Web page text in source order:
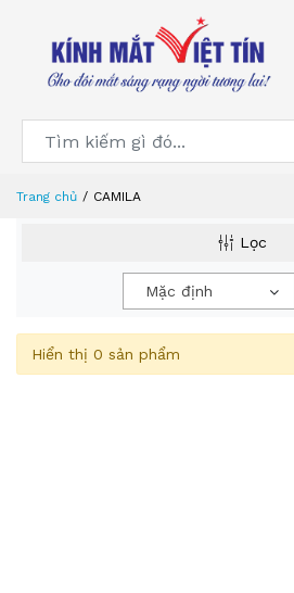
Trang chủ CAMILA
Lọc
Mặc định
Hiển thị 0 sản phẩm